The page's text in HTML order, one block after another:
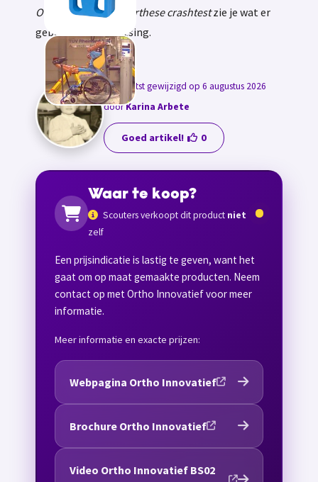
Ortho Innovatief zitorthese crashtestzie je wat er
gebeurt bij een botsing.
Laatst gewijzigd op 6 augustus 2026
doorKarina Arbete
Goed artikel! 0
Waar te koop?
Scouters verkoopt dit product niet
zelf
Een prijsindicatie is lastig te geven, want het
gaat om op maat gemaakte producten. Neem
contact op met Ortho Innovatief voor meer
informatie.
Meer informatie en exacte prijzen:
Webpagina Ortho Innovatief
Brochure Ortho Innovatief
Video Ortho Innovatief BS02